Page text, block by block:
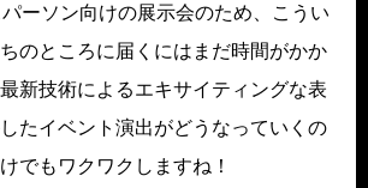
ーソン向けの展示会のため、こうい
のところに届くにはまだ時間がかか
新技術によるエキサイティングな表
たイベント演出がどうなっていくの
でもワクワクしますね！